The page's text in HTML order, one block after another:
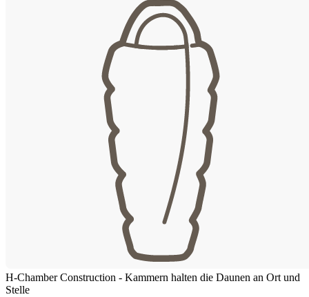
H-Chamber Construction - Kammern halten die Daunen an Ort und
Stelle